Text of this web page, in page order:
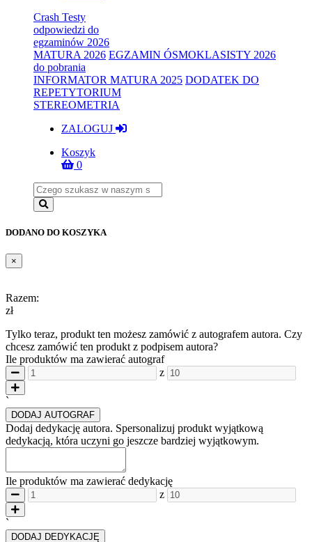
Crash Testy
odpowiedzi do
egzaminów 2026
MATURA 2026 EGZAMIN ÓSMOKLASISTY 2026
do pobrania
INFORMATOR MATURA 2025 DODATEK DO
REPETYTORIUM
STEREOMETRIA
ZALOGUJ
Koszyk
0
Name
DODANO DO KOSZYKA
×
Razem:
zł
Tylko teraz, produkt ten możesz zamówić z autografem autora. Czy
chcesz zamówić ten produkt z podpisem autora?
Ile produktów ma zawierać autograf
z
`
DODAJ AUTOGRAF
Dodaj dedykację autora. Spersonalizuj produkt wyjątkową
dedykacją, która uczyni go jeszcze bardziej wyjątkowym.
Ile produktów ma zawierać dedykację
z
`
DODAJ DEDYKACJĘ